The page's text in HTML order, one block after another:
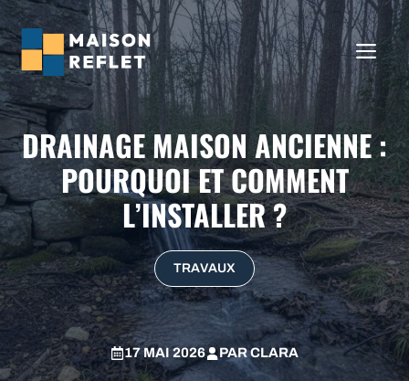
Aller
au
contenu
DRAINAGE MAISON ANCIENNE :
POURQUOI ET COMMENT
L’INSTALLER ?
TRAVAUX
17 MAI 2026 PARCLARA